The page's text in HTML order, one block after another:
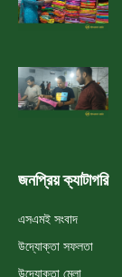
জনপ্রিয় ক্যাটাগরি
এসএমই সংবাদ
উদ্যোক্তা সফলতা
উদ্যোক্তা মেলা